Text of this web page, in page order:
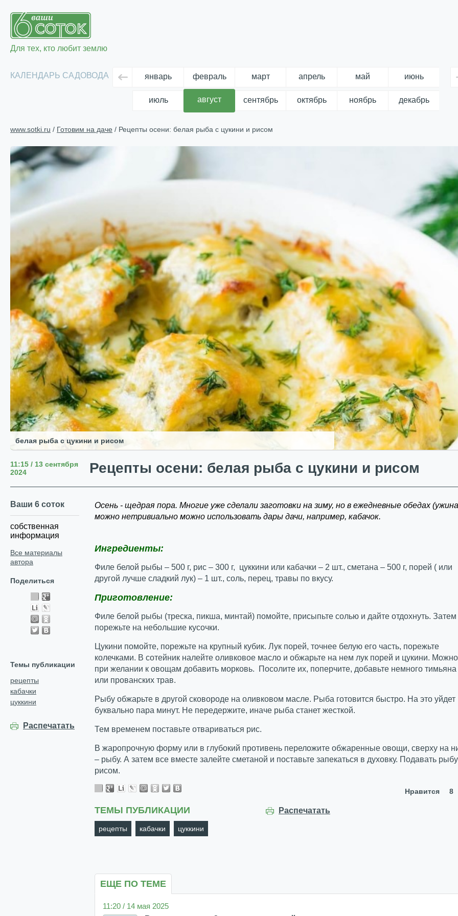
Для тех, кто любит землю
КАЛЕНДАРЬ САДОВОДА январь февраль март апрель май июнь
июль август сентябрь октябрь ноябрь декабрь
www.sotki.ru / Готовим на даче / Рецепты осени: белая рыба с цукини и рисом
белая рыба с цукини и рисом
11:15 / 13 сентября
2024
Рецепты осени: белая рыба с цукини и рисом
Ваши 6 соток
собственная
информация
Все материалы
автора
Поделиться
Темы публикации
рецепты
кабачки
цуккини
Распечатать
Осень - щедрая пора. Многие уже сделали заготовки на зиму, но в ежедневные обедах
можно нетривиально можно использовать дары дачи, например, кабачок.
Ингредиенты:
Филе белой рыбы – 500 г, рис – 300 г, цуккини или кабачки – 2 шт., сметана – 500 г, порей ( или
другой лучше сладкий лук) – 1 шт., соль, перец, травы по вкусу.
Приготовление:
Филе белой рыбы (треска, пикша, минтай) помойте, присыпьте солью и дайте отдохнуть. Затем
порежьте на небольшие кусочки.
Цукини помойте, порежьте на крупный кубик. Лук порей, точнее белую его часть, порежьте
колечками. В сотейник налейте оливковое масло и обжарьте на нем лук порей и цукини. Можно
при желании к овощам добавить морковь. Посолите их, поперчите, добавьте немного тимьяна
или прованских трав.
Рыбу обжарьте в другой сковороде на оливковом масле. Рыба готовится быстро. На это уйдет
буквально пара минут. Не передержите, иначе рыба станет жесткой.
Тем временем поставьте отвариваться рис.
В жаропрочную форму или в глубокий противень переложите обжаренные овощи, сверху на
– рыбу. А затем все вместе залейте сметаной и поставьте запекаться в духовку. Подавать
рисом.
Нравится 8
Распечатать
ТЕМЫ ПУБЛИКАЦИИ
рецепты кабачки цуккини
ЕЩЕ ПО ТЕМЕ
11:20 / 14 мая 2025